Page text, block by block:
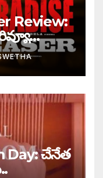
Review:
Day: చేనేత